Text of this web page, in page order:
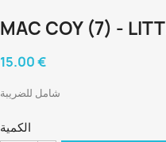
MAC COY (7) -
15.00 €
شامل للضريبة
الكمية